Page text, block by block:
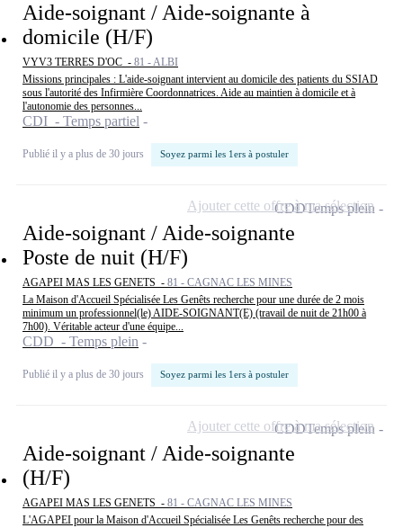
Aide-soignant / Aide-soignante à
domicile (H/F)
VYV3 TERRES D'OC - 81 - ALBI
Missions principales : L'aide-soignant intervient au domicile des patients du SSIAD
sous l'autorité des Infirmière Coordonnatrices. Aide au maintien à domicile et à
l'autonomie des personnes...
CDI - Temps partiel
Publié il y a plus de 30 jours Soyez parmi les 1ers à postuler
Aide-soignant / Aide-soignante
Poste de nuit (H/F)
AGAPEI MAS LES GENETS - 81 - CAGNAC LES MINES
La Maison d'Accueil Spécialisée Les Genêts recherche pour une durée de 2 mois
minimum un professionnel(le) AIDE-SOIGNANT(E) (travail de nuit de 21h00 à
7h00). Véritable acteur d'une équipe...
CDD - Temps plein
Publié il y a plus de 30 jours Soyez parmi les 1ers à postuler
CDDTemps plein
Ajouter cette offre à ma sélection
Aide-soignant / Aide-soignante
(H/F)
AGAPEI MAS LES GENETS - 81 - CAGNAC LES MINES
L'AGAPEI pour la Maison d'Accueil Spécialisée Les Genêts recherche pour des
CDDTemps plein
Ajouter cette offre à ma sélection